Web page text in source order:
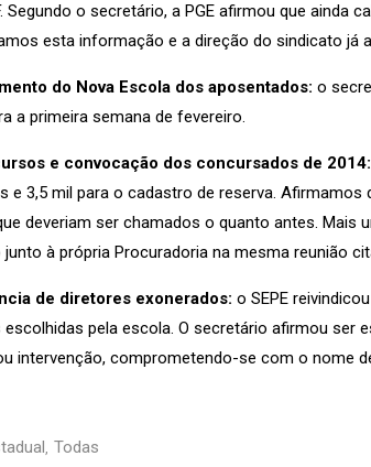
Segundo o secretário, a PGE afirmou que ainda
esta informação e a direção do sindicato já
do Nova Escola dos aposentados: o
a primeira semana de fevereiro.
e convocação dos concursados de 2014:
e 3,5 mil para o cadastro de reserva.
deveriam ser chamados o quanto antes. Mais
junto à própria Procuradoria na mesma reunião
de diretores exonerados: o SEPE
pela escola. O secretário afirmou ser
intervenção, comprometendo-se com o nome
, Todas